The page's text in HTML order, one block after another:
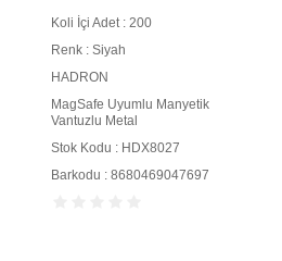
Tutucu Metal Siyah
Koli İçi Adet : 200
Renk : Siyah
HADRON
MagSafe Uyumlu Manyetik
Vantuzlu Metal
Stok Kodu : HDX8027
Barkodu : 8680469047697